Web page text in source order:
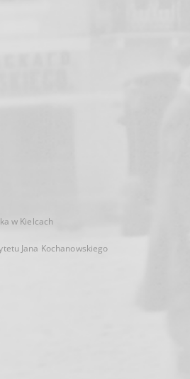
w Kielcach
Jana Kochanowskiego